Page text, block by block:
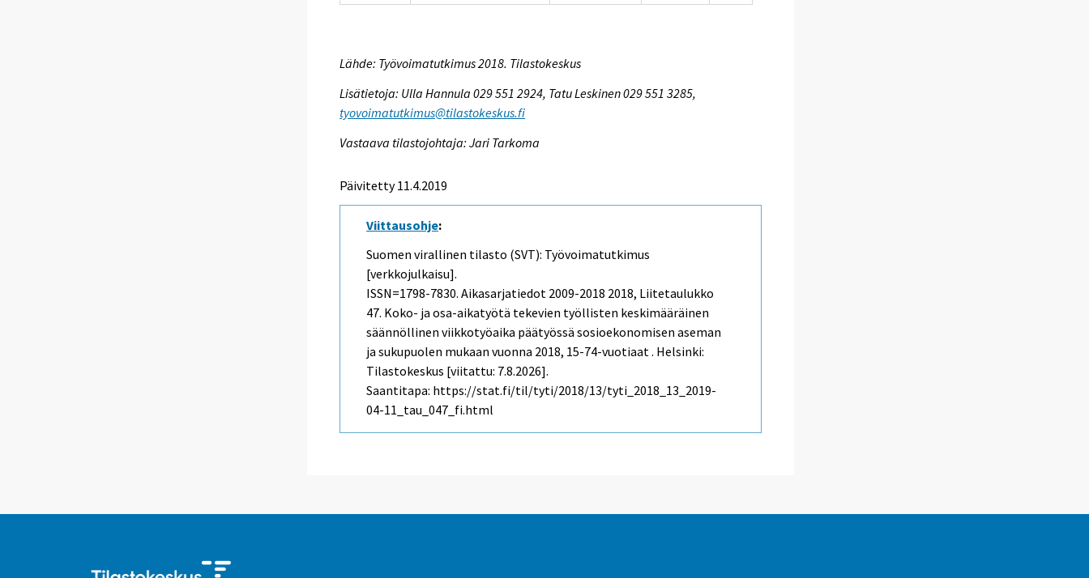
Lähde: Työvoimatutkimus 2018. Tilastokeskus
Lisätietoja: Ulla Hannula 029 551 2924, Tatu Leskinen 029 551 3285,
tyovoimatutkimus@tilastokeskus.fi
Vastaava tilastojohtaja: Jari Tarkoma
Päivitetty 11.4.2019
Viittausohje:
Suomen virallinen tilasto (SVT): Työvoimatutkimus
[verkkojulkaisu].
ISSN=1798-7830.Aikasarjatiedot 2009-2018 2018, Liitetaulukko
47. Koko- ja osa-aikatyötä tekevien työllisten keskimääräinen
säännöllinen viikkotyöaika päätyössä sosioekonomisen aseman
ja sukupuolen mukaan vuonna 2018, 15-74-vuotiaat . Helsinki:
Tilastokeskus [viitattu: 7.8.2026].
Saantitapa: https://stat.fi/til/tyti/2018/13/tyti_2018_13_2019-
04-11_tau_047_fi.html